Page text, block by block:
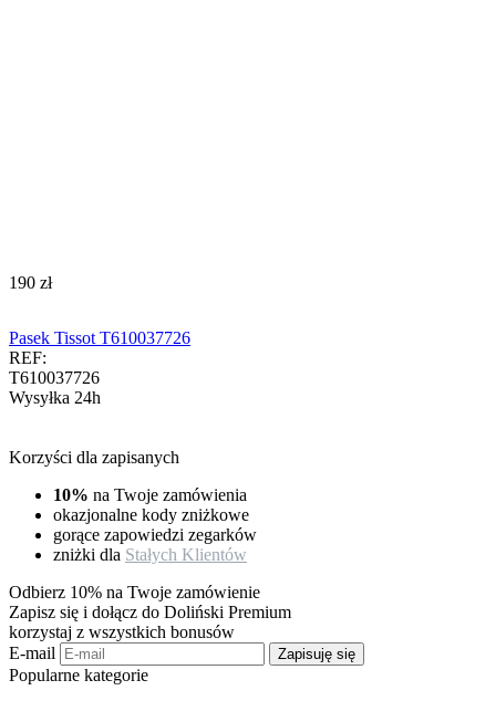
‍190‍ zł
Pasek Tissot T610037726
REF:
T610037726
Wysyłka 24h
Korzyści dla zapisanych
10% na Twoje zamówienia
okazjonalne kody zniżkowe
gorące zapowiedzi zegarków
zniżki dla Stałych Klientów
Odbierz 10% na Twoje zamówienie
Zapisz się i dołącz do Doliński Premium
korzystaj z wszystkich bonusów
E-mail
Zapisuję się
Popularne kategorie